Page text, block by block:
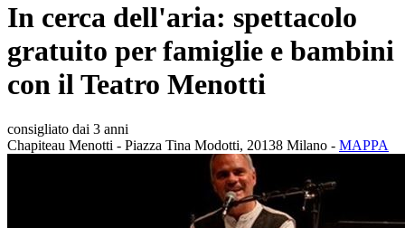
In cerca dell'aria: spettacolo
gratuito per famiglie e bambini
con il Teatro Menotti
consigliato dai 3 anni
Chapiteau Menotti - Piazza Tina Modotti, 20138 Milano - MAPPA